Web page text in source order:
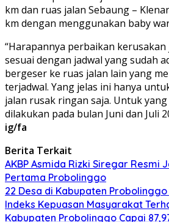
km dan ruas jalan Sebaung –
km dengan menggunakan baby
“Harapannya perbaikan kerusakan
sesuai dengan jadwal yang sudah
bergeser ke ruas jalan lain yang
terjadwal. Yang jelas ini hanya
jalan rusak ringan saja. Untuk
dilakukan pada bulan Juni dan Juli
ig/fa
Berita Terkait
AKBP Asmida Rizki Siregar Resmi
Pertama Probolinggo
22 Desa di Kabupaten
Indeks Kepuasan Masyarakat
Kabupaten Probolinggo Capai